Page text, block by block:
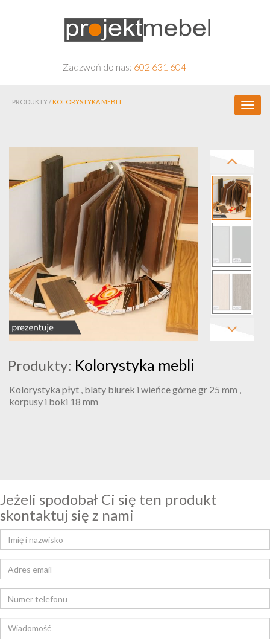
Zadzwoń do nas: 602 631 604
PRODUKTY / KOLORYSTYKA MEBLI
Produkty: Kolorystyka mebli
Kolorystyka płyt , blaty biurek i wieńce górne gr 25 mm ,
korpusy i boki 18 mm
Jeżeli spodobał Ci się ten produkt
skontaktuj się z nami